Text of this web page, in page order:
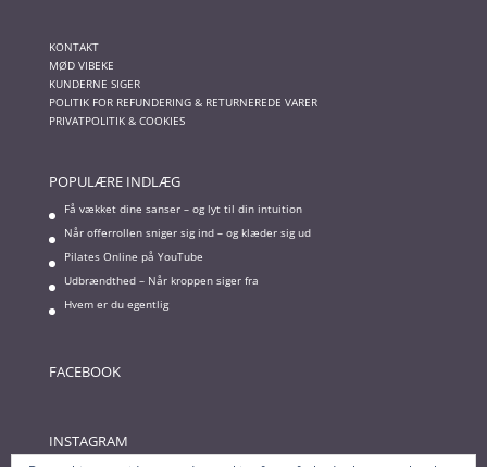
KONTAKT
MØD VIBEKE
KUNDERNE SIGER
POLITIK FOR REFUNDERING & RETURNEREDE VARER
PRIVATPOLITIK & COOKIES
POPULÆRE INDLÆG
Få vækket dine sanser – og lyt til din intuition
Når offerrollen sniger sig ind – og klæder sig ud
Pilates Online på YouTube
Udbrændthed – Når kroppen siger fra
Hvem er du egentlig
FACEBOOK
INSTAGRAM